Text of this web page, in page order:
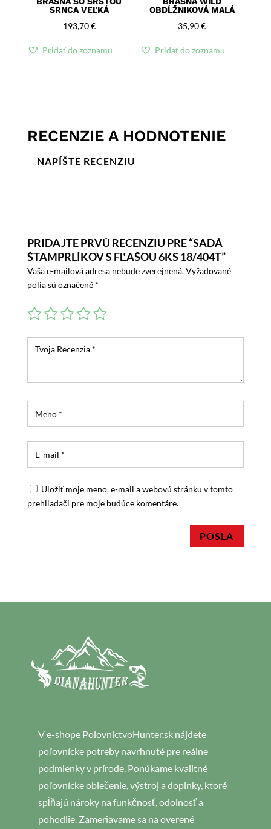
SRNCA VEĽKÁ
193,70€
Pridať do zoznamu
OBDĹŽNIKOVÁ MALÁ
35,90€
Pridať do zoznamu
RECENZIE A HODNOTENIE
NAPÍŠTE RECENZIU
PRIDAJTE PRVÚ RECENZIU PRE “SADÁ
ŠTAMPRLÍKOV S FĽAŠOU 6KS 18/404T”
Vaša e-mailová adresa nebude zverejnená.Vyžadované
polia sú označené *
Uložiť moje meno, e-mail a webovú stránku v tomto
prehliadači pre moje budúce komentáre.
POSLA
V e-shope PolovnictvoHunter.sk nájdete
poľovnícke potreby navrhnuté pre reálne
podmienky v prírode. Ponúkame kvalitné
poľovnícke oblečenie, výstroj a doplnky, ktoré
spĺňajú nároky na funkčnosť, odolnosť a
pohodlie. Zameriavame sa na overené